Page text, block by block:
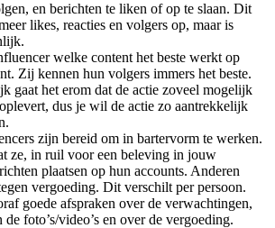
en berichten te liken of op te slaan. Dit
likes, reacties en volgers op, maar is
welke content het beste werkt op
Zij kennen hun volgers immers het beste.
gaat het erom dat de actie zoveel mogelijk
dus je wil de actie zo aantrekkelijk
zijn bereid om in bartervorm te werken.
ze, in ruil voor een beleving in jouw
plaatsen op hun accounts. Anderen
vergoeding. Dit verschilt per persoon.
goede afspraken over de verwachtingen,
foto’s/video’s en over de vergoeding.